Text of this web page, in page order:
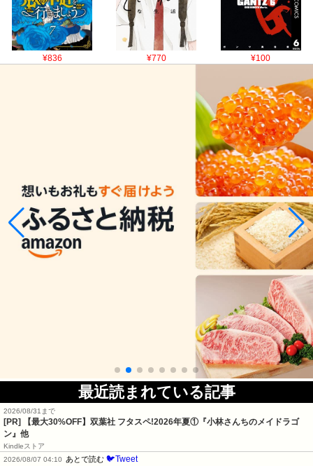
¥836 ¥770 ¥100
最近読まれている記事
2026/08/31まで
[PR] 【最大30%OFF】双葉社 フタスペ!2026年夏①『小林さんちのメイドラゴ
ン』他
Kindleストア
2026/08/07 04:10
あとで読む 🐦Tweet